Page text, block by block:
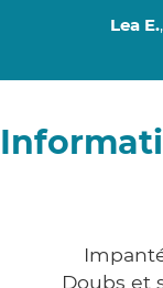
Lea E.
Doubs et